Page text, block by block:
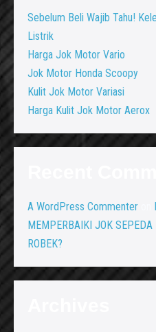
Sebelum Beli Wajib Tahu!
Listrik
Harga Jok Motor Vario
Jok Motor Honda Scoopy
Kulit Jok Motor Variasi
Harga Kulit Jok Motor Aerox
A WordPress Commenter
MEMPERBAIKI JOK SEPEDA
ROBEK?